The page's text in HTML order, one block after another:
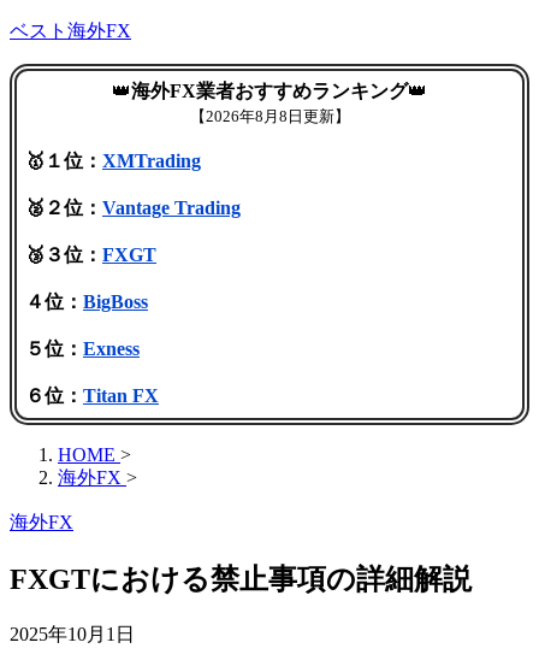
ベスト海外FX
👑海外FX業者おすすめランキング👑
【2026年8月8日更新】
🥇１位： XMTrading
🥈２位： Vantage Trading
🥉３位： FXGT
４位： BigBoss
５位： Exness
６位： Titan FX
HOME >
海外FX >
海外FX
FXGTにおける禁止事項の詳細解説
2025年10月1日